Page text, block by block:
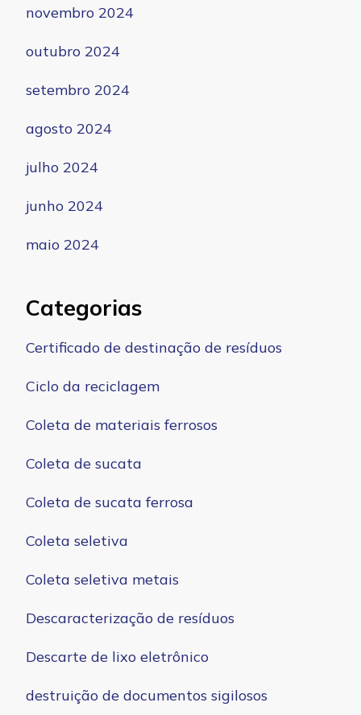
novembro 2024
outubro 2024
setembro 2024
agosto 2024
julho 2024
junho 2024
maio 2024
Categorias
Certificado de destinação de resíduos
Ciclo da reciclagem
Coleta de materiais ferrosos
Coleta de sucata
Coleta de sucata ferrosa
Coleta seletiva
Coleta seletiva metais
Descaracterização de resíduos
Descarte de lixo eletrônico
destruição de documentos sigilosos